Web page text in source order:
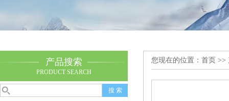
产品搜索
PRODUCT SEARCH
您现在的位置： 首页 >>